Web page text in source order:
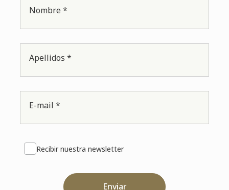
Nombre *
Apellidos *
E-mail *
Recibir nuestra newsletter
Enviar